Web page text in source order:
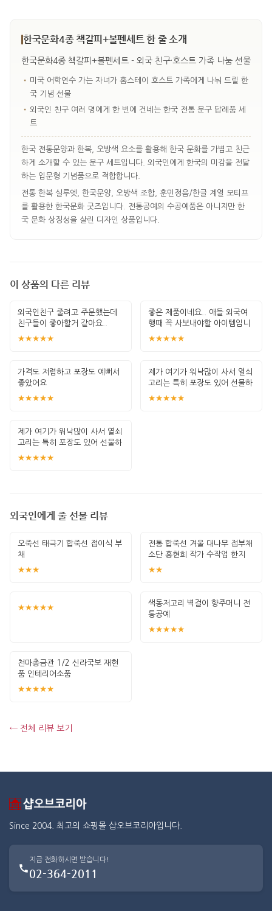
한국문화4종 책갈피+볼펜세트 한 줄 소개
한국문화4종 책갈피+볼펜세트 - 외국 친구·호스트 가족 나눔 선물
• 미국 어학연수 가는 자녀가 홈스테이 호스트 가족에게 나눠 드릴 한
국 기념 선물
• 외국인 친구 여러 명에게 한 번에 건네는 한국 전통 문구 답례품 세
트
한국 전통문양과 한복, 오방색 요소를 활용해 한국 문화를 가볍고 친근
하게 소개할 수 있는 문구 세트입니다. 외국인에게 한국의 미감을 전달
하는 입문형 기념품으로 적합합니다.
전통 한복 실루엣, 한국문양, 오방색 조합, 훈민정음/한글 계열 모티프
를 활용한 한국문화 굿즈입니다. 전통공예의 수공예품은 아니지만 한
국 문화 상징성을 살린 디자인 상품입니다.
이 상품의 다른 리뷰
외국인친구 줄려고 주문했는데
친구들이 좋아할거 같아요..
★★★★★
좋은 제품이네요.. 애들 외국여
행때 꼭 사보내야할 아이템입니
다. 잘 썻습
★★★★★
가격도 저렴하고 포장도 예뻐서
좋았어요
★★★★★
제가 여기가 워낙많이 사서 열쇠
고리는 특히 포장도 있어 선물하
기 좋고 퀄
★★★★★
제가 여기가 워낙많이 사서 열쇠
고리는 특히 포장도 있어 선물하
기 좋고 퀄
★★★★★
외국인에게 줄 선물 리뷰
오죽선 태극기 합죽선 접이식 부
채
★★★
전통 합죽선 겨울 대나무 접부채
소단 홍현희 작가 수작업 한지
그림 고급
★★
★★★★★
색동저고리 벽걸이 향주머니 전
통공예
★★★★★
천마총금관 1/2 신라국보 재현
품 인테리어소품
★★★★★
← 전체 리뷰 보기
Since 2004. 최고의 쇼핑몰 샵오브코리아입니다.
지금 전화하시면 받습니다!
02-364-2011